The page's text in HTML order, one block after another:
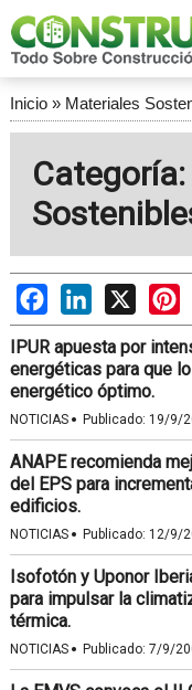
Inicio» Materiales
FacebookLinkedIn
X
IPUR apuesta por
energéticas para que
energético óptimo.
NOTICIAS · Publicado: 19/9/
ANAPE recomienda
del EPS para
edificios.
NOTICIAS · Publicado: 12/9/
Isofotón y Uponor
para impulsar la
térmica.
NOTICIAS · Publicado: 7/9/